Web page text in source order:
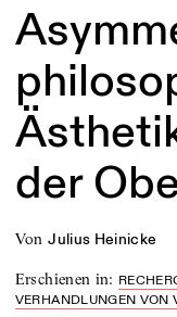
der
von Julius Heinicke
Erschienen in:
VERHANDLUNGEN VON